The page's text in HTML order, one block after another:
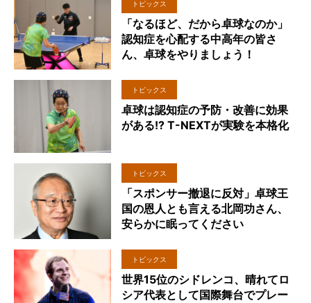
トピックス
「なるほど、だから卓球なのか」
認知症を心配する中高年の皆さ
ん、卓球をやりましょう！
トピックス
卓球は認知症の予防・改善に効果
がある!? T-NEXTが実験を本格化
トピックス
「スポンサー撤退に反対」卓球王
国の恩人とも言える北岡功さん、
安らかに眠ってください
トピックス
世界15位のシドレンコ、晴れてロ
シア代表として国際舞台でプレー